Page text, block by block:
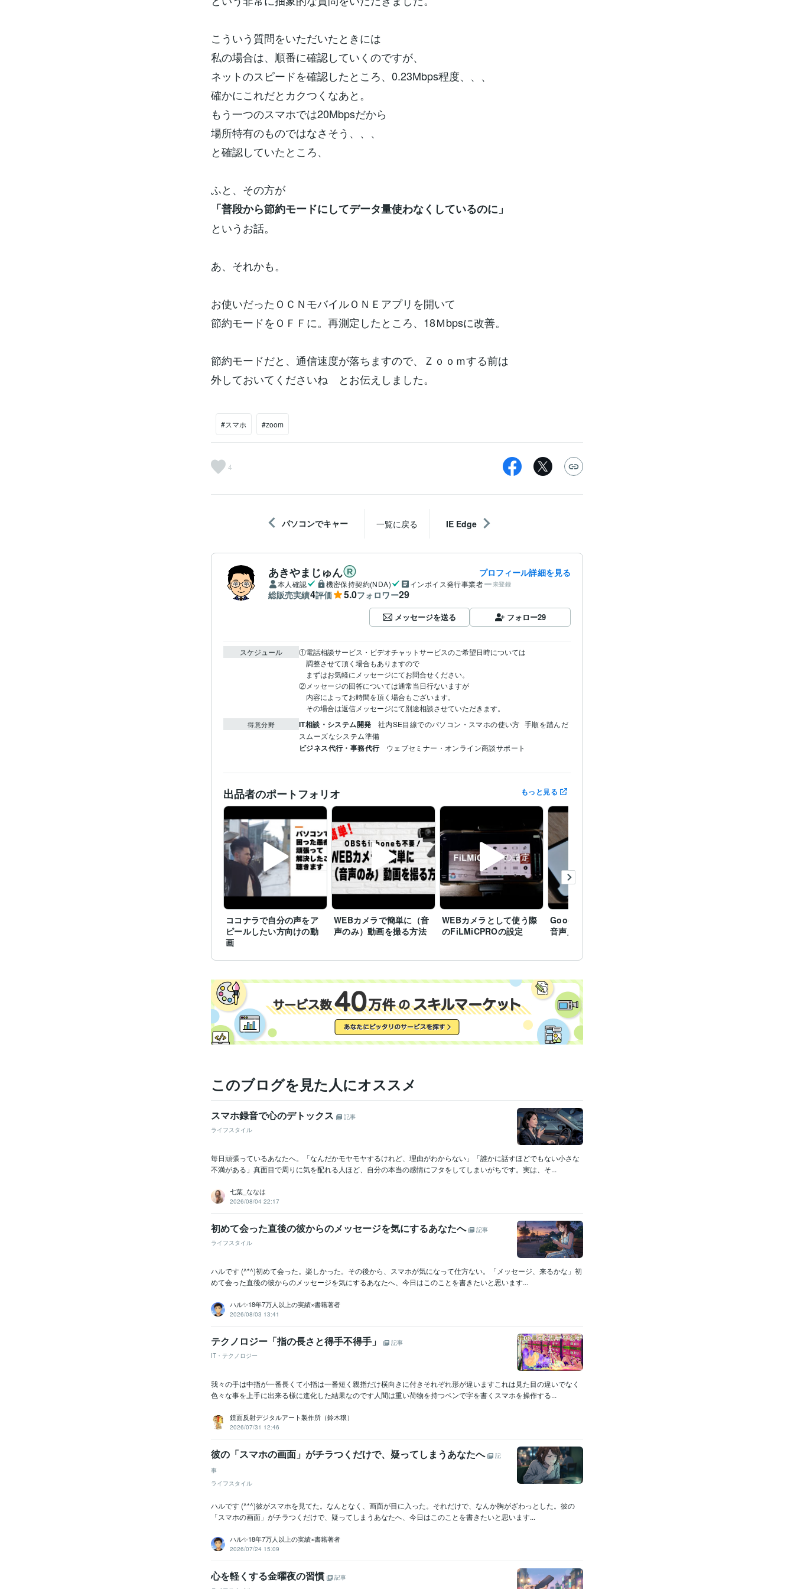
こういう質問をいただいたときには
私の場合は、順番に確認していくのですが、
ネットのスピードを確認したところ、0.23Mbps程度、、、
確かにこれだとカクつくなあと。
もう一つのスマホでは20Mbpsだから
場所特有のものではなさそう、、、
と確認していたところ、
ふと、その方が
「普段から節約モードにしてデータ量使わなくしているのに」
というお話。
あ、それかも。
お使いだったＯＣＮモバイルＯＮＥアプリを開いて
節約モードをＯＦＦに。再測定したところ、18Ｍbpsに改善。
節約モードだと、通信速度が落ちますので、Ｚｏｏｍする前は
外しておいてくださいね とお伝えしました。
#スマホ #zoom
4
パソコンでキャー 一覧に戻る IE Edge
あきやまじゅん プロフィール詳細を見る
本人確認 機密保持契約(NDA) インボイス発行事業者 未登録
総販売実績4評価 5.0フォロワー29
メッセージを送る フォロー29
スケジュール
①電話相談サービス・ビデオチャットサービスのご希望日時については
調整させて頂く場合もありますので
まずはお気軽にメッセージにてお問合せください。
②メッセージの回答については通常当日行ないますが
内容によってお時間を頂く場合もございます。
その場合は返信メッセージにて別途相談させていただきます。
得意分野 IT相談・システム開発 社内SE目線でのパソコン・スマホの使い方 手順を踏んだ
スムーズなシステム準備
ビジネス代行・事務代行 ウェブセミナー・オンライン商談サポート
出品者のポートフォリオ もっと見る
ココナラで自分の声をア
ピールしたい方向けの動
画
WEBカメラで簡単に（音
声のみ）動画を撮る方法
WEBカメラとして使う際
のFiLMiCPROの設定
Google ドキュメントの
音声入力
このブログを見た人にオススメ
スマホ録音で心のデトックス
記事
ライフスタイル
毎日頑張っているあなたへ。「なんだかモヤモヤするけれど、理由がわからない」「誰かに話すほどでもない小さな
不満がある」真面目で周りに気を配れる人ほど、自分の本当の感情にフタをしてしまいがちです。実は、そ...
七葉_ななは
2026/08/04 22:17
初めて会った直後の彼からのメッセージを気にするあなたへ
記事
ライフスタイル
ハルです (^*^)初めて会った。楽しかった。その後から、スマホが気になって仕方ない。「メッセージ、来るかな」初
めて会った直後の彼からのメッセージを気にするあなたへ、今日はこのことを書きたいと思います...
ハル✨18年7万人以上の実績×書籍著者
2026/08/03 13:41
テクノロジー「指の長さと得手不得手」
記事
IT・テクノロジー
我々の手は中指が一番長くて小指は一番短く親指だけ横向きに付きそれぞれ形が違いますこれは見た目の違いでなく
色々な事を上手に出来る様に進化した結果なのです人間は重い荷物を持つペンで字を書くスマホを操作する...
鏡面反射デジタルアート製作所（鈴木穣）
2026/07/31 12:46
彼の「スマホの画面」がチラつくだけで、疑ってしまうあなたへ
記
事
ライフスタイル
ハルです (^*^)彼がスマホを見てた。なんとなく、画面が目に入った。それだけで、なんか胸がざわっとした。彼の
「スマホの画面」がチラつくだけで、疑ってしまうあなたへ、今日はこのことを書きたいと思います...
ハル✨18年7万人以上の実績×書籍著者
2026/07/24 15:09
心を軽くする金曜夜の習慣
記事